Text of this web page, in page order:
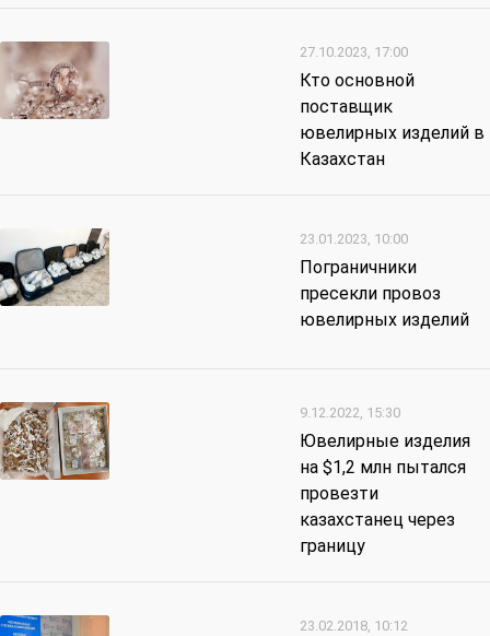
27.10.2023, 17:00
Кто основной
поставщик
ювелирных изделий в
Казахстан
23.01.2023, 10:00
Пограничники
пресекли провоз
ювелирных изделий
9.12.2022, 15:30
Ювелирные изделия
на $1,2 млн пытался
провезти
казахстанец через
границу
23.02.2018, 10:12